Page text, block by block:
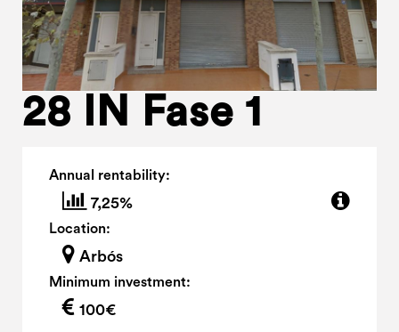
28 IN Fase 1
Annual rentability:
7,25%
Location:
Arbós
Minimum investment:
100€